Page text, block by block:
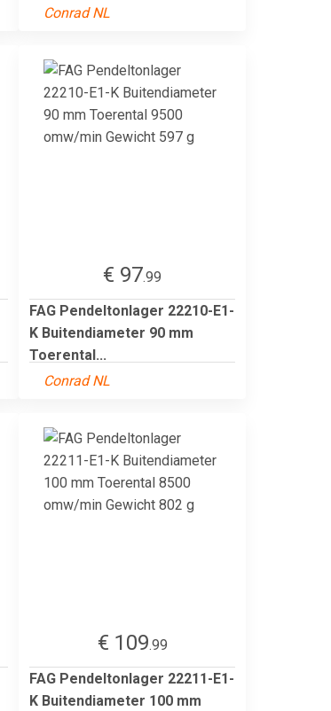
Conrad NL
€ 97.99
FAG Pendeltonlager 22210-E1-
K Buitendiameter 90 mm
Toerental...
Conrad NL
€ 109.99
FAG Pendeltonlager 22211-E1-
K Buitendiameter 100 mm